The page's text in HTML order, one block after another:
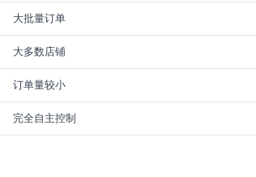
大批量订单
大多数店铺
订单量较小
完全自主控制